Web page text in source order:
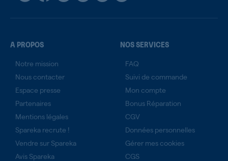
A PROPOS
Notre mission
Nous contacter
Espace presse
Partenaires
Mentions légales
Spareka recrute !
Vendre sur Spareka
Avis Spareka
NOS SERVICES
FAQ
Suivi de commande
Mon compte
Bonus Réparation
CGV
Données personnelles
Gérer mes cookies
CGS